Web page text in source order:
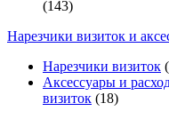
(143)
Нарезчики визиток и
Нарезчики визиток
Аксессуары и
визиток (18)